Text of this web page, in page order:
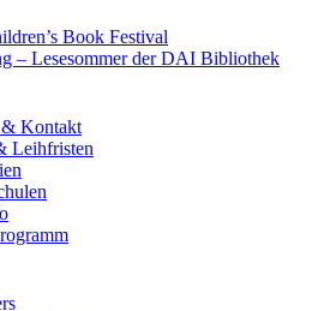
Book Festival
– Lesesommer der DAI Bibliothek
Kontakt
Leihfristen